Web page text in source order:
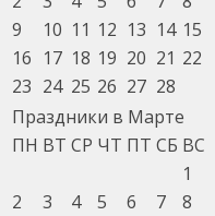
9
10 11 12 13 14 15
16 17 18 19 20 21 22
23 24 25 26 27 28
Праздники в Марте
ПН ВТ СР ЧТ ПТ СБ ВС
1
2
3 4 5 6 7
8